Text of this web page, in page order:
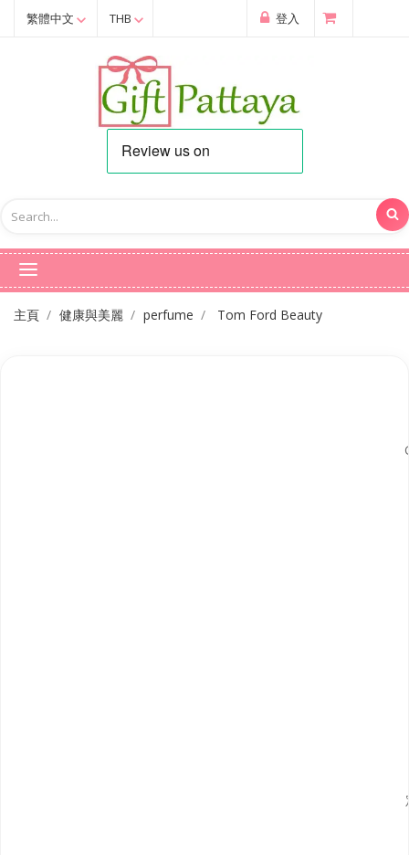
繁體中文 THB 登入
主頁 健康與美麗 perfume Tom Ford Beauty